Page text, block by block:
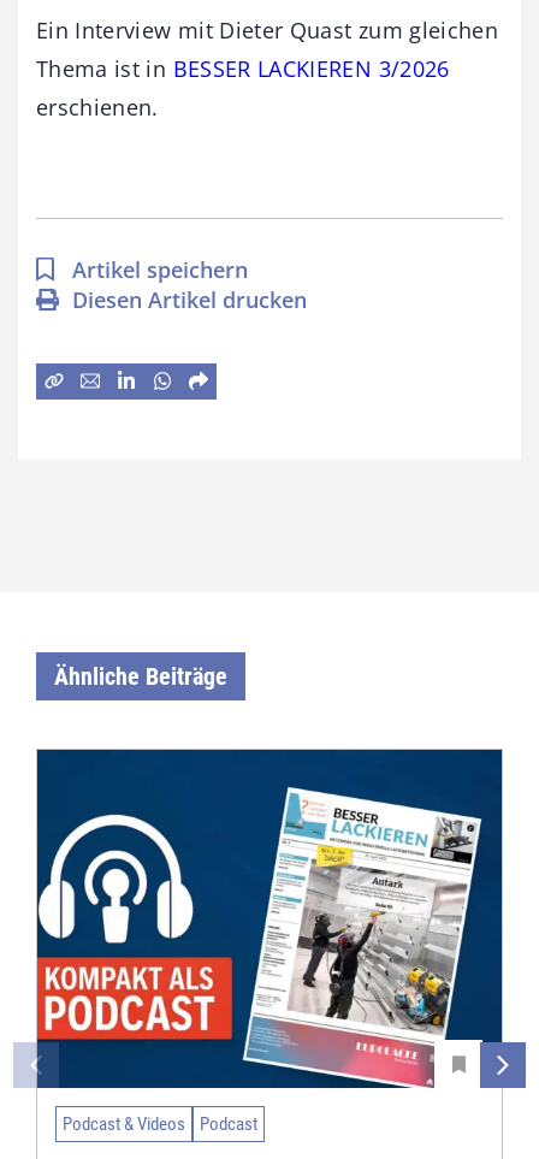
Ein Interview mit Dieter Quast zum gleichen
Thema ist in BESSER LACKIEREN 3/2026
erschienen.
Artikel speichern
Diesen Artikel drucken
Ähnliche Beiträge
Podcast & Videos Podcast